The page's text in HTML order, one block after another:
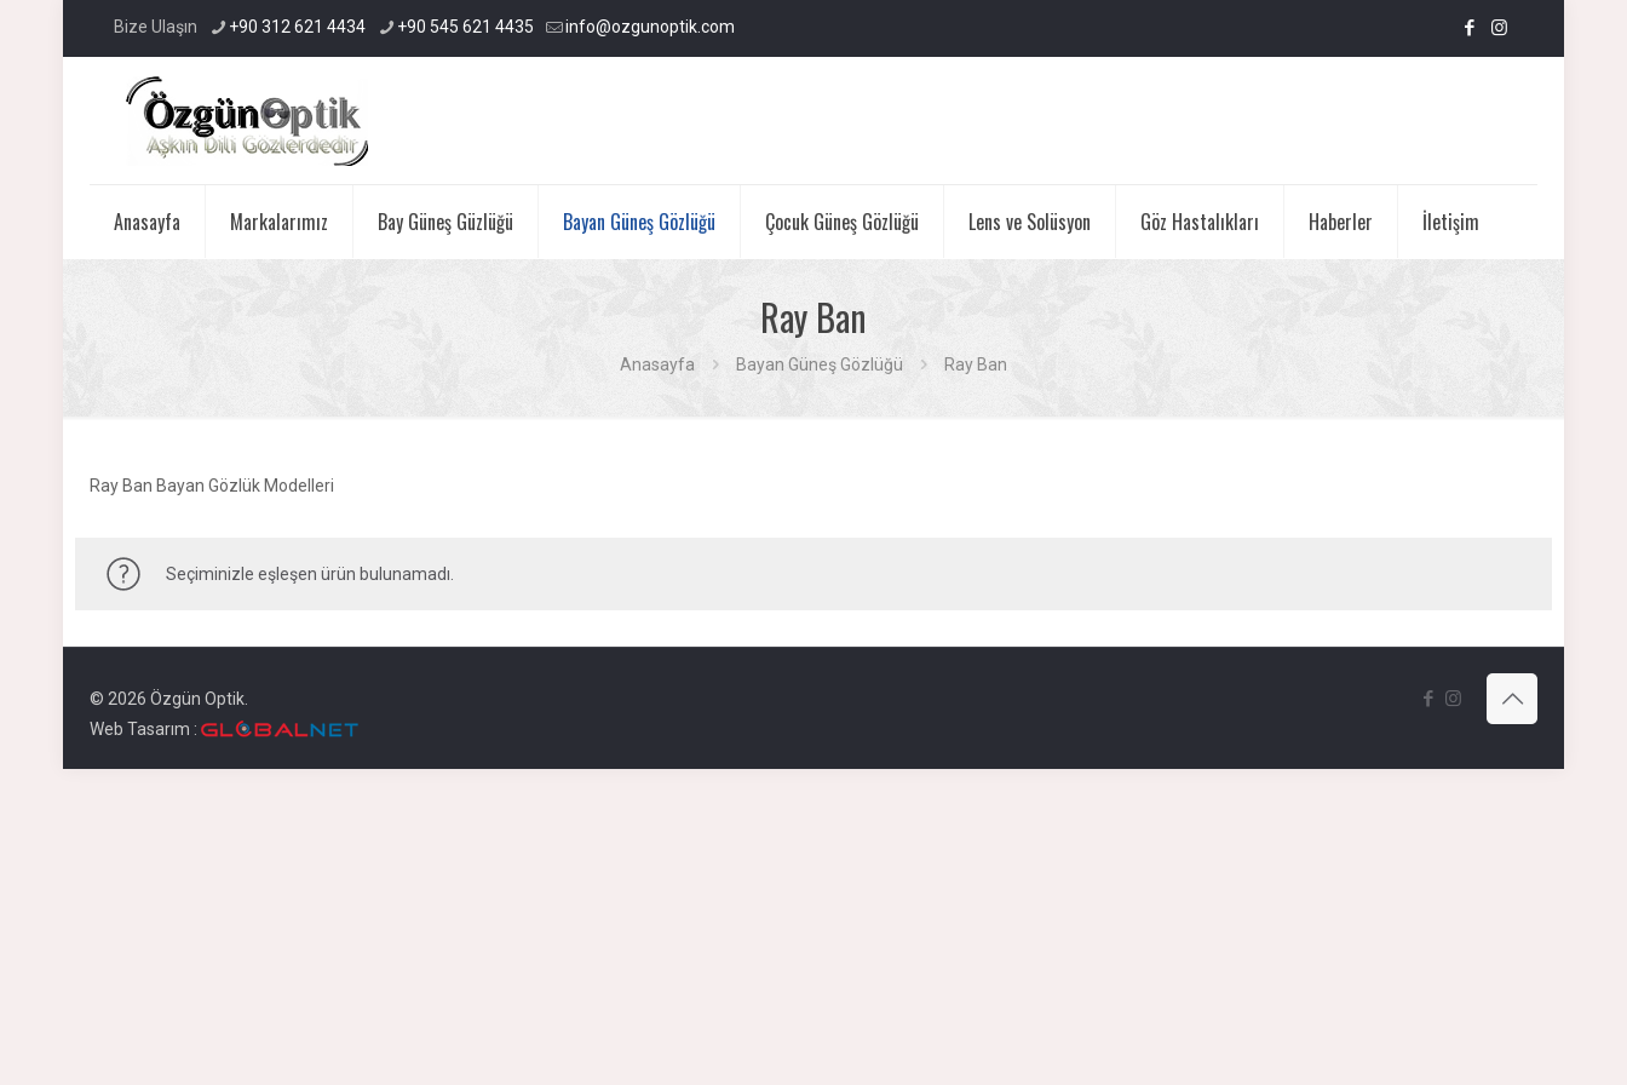
Bize Ulaşın +90 312 621 4434 +90 545 621 4435 info@ozgunoptik.com
Anasayfa Markalarımız Bay Güneş Güzlüğü Bayan Güneş Gözlüğü Çocuk Güneş Gözlüğü Lens ve Solüsyon Göz Hastalıkları Haberler İletişim
Ray Ban
Anasayfa Bayan Güneş Gözlüğü Ray Ban
Ray Ban Bayan Gözlük Modelleri
Seçiminizle eşleşen ürün bulunamadı.
© 2026 Özgün Optik.
Web Tasarım :